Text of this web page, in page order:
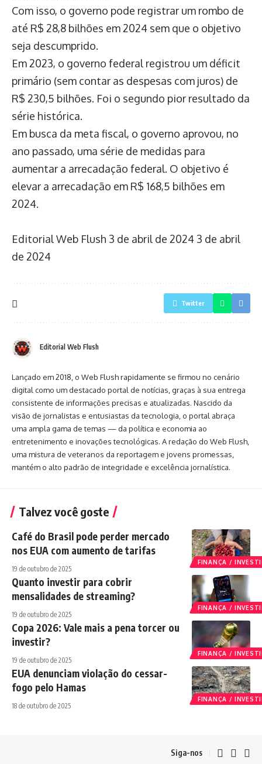
Com isso, o governo pode registrar um rombo de
até R$ 28,8 bilhões em 2024 sem que o objetivo
seja descumprido.
Em 2023, o governo federal registrou um déficit
primário (sem contar as despesas com juros) de
R$ 230,5 bilhões. Foi o segundo pior resultado da
série histórica.
Em busca da meta fiscal, o governo aprovou, no
ano passado, uma série de medidas para
aumentar a arrecadação federal. O objetivo é
elevar a arrecadação em R$ 168,5 bilhões em
2024.
Editorial Web Flush 3 de abril de 2024 3 de abril
de 2024
Twitter
Editorial Web Flush
Lançado em 2018, o Web Flush rapidamente se firmou no cenário
digital como um destacado portal de notícias, graças à sua entrega
consistente de informações precisas e atualizadas. Nascido da
visão de jornalistas e entusiastas da tecnologia, o portal abraça
uma ampla gama de temas — da política e economia ao
entretenimento e inovações tecnológicas. A redação do Web Flush,
uma mistura de veteranos da reportagem e jovens promessas,
mantém o alto padrão de integridade e excelência jornalística.
Talvez você goste
FINANÇA /
Café do Brasil pode perder mercado
nos EUA com aumento de tarifas
19 de outubro de 2025
FINANÇA /
Quanto investir para cobrir
mensalidades de streaming?
19 de outubro de 2025
FINANÇA /
Copa 2026: Vale mais a pena torcer ou
investir?
19 de outubro de 2025
FINANÇA /
EUA denunciam violação do cessar-
fogo pelo Hamas
18 de outubro de 2025
Siga-nos